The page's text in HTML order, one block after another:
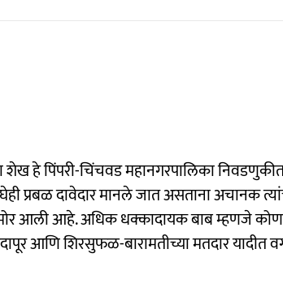
हे पिंपरी-चिंचवड महानगरपालिका निवडणुकीत
दावेदार मानले जात असताना अचानक
आली आहे. अधिक धक्कादायक बाब म्हणजे
आणि शिरसुफळ-बारामतीच्या मतदार यादीत